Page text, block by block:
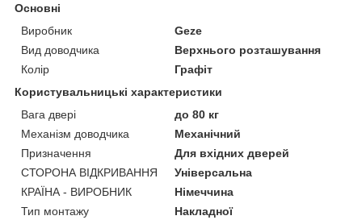
Основні
Виробник
Geze
Вид доводчика
Верхнього розташування
Колір
Графіт
Користувальницькі характеристики
Вага двері
до 80 кг
Механізм доводчика
Механічний
Призначення
Для вхідних дверей
СТОРОНА ВІДКРИВАННЯ
Універсальна
КРАЇНА - ВИРОБНИК
Німеччина
Тип монтажу
Накладної